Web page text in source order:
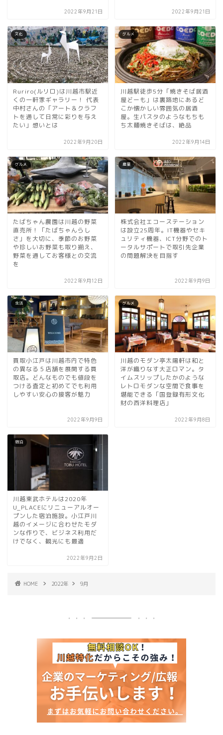
2022年9月21日 2022年9月21日
文化
Ruriro(ルリロ)は川越市駅近
くの一軒家ギャラリー！ 代表
中村さんの「アート＆クラフ
トを通して日常に彩りを与え
たい」想いとは
2022年9月20日
グルメ
川越駅徒歩5分「焼きそば居酒
屋どーも」は裏路地にあるど
こか懐かしい雰囲気の居酒
屋。生パスタのようなもちも
ち太麺焼きそばは、絶品
2022年9月14日
グルメ
たばちゃん農園は川越の野菜
直売所！「たばちゃんらし
さ」を大切に、季節のお野菜
や珍しいお野菜も取り揃え、
野菜を通してお客様との交流
を
2022年9月12日
産業
株式会社エコーステーション
は設立25周年。IT機器やセキ
ュリティ機器、ICT分野でのト
ータルサポートで取引先企業
の問題解決を目指す
2022年9月9日
生活
買取小江戸は川越市内で特色
の異なる５店舗を展開する買
取店。どんなものでも値段を
つける査定と初めてでも利用
しやすい安心の接客が魅力
2022年9月9日
グルメ
川越のモダン亭太陽軒は和と
洋が織りなす大正ロマン。タ
イムスリップしたかのような
レトロモダンな空間で食事を
堪能できる「国登録有形文化
財の西洋料理店」
2022年9月8日
宿泊
川越東武ホテルは2020年
U_PLACEにリニューアルオー
プンした宿泊施設。小江戸川
越のイメージに合わせたモダ
ンな作りで、ビジネス利用だ
けでなく、観光にも最適
2022年9月2日
HOME 2022年 9月